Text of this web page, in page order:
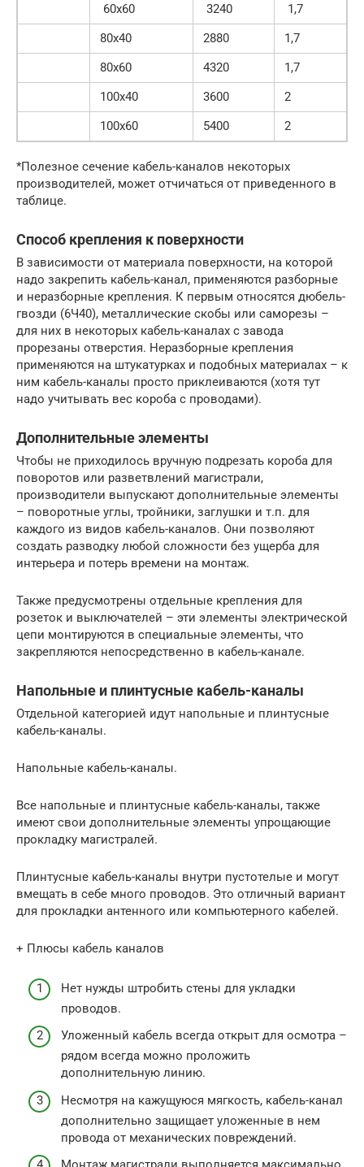
60х60
3240
1,7
80х40
2880
1,7
80х60
4320
1,7
100х40
3600
2
100х60
5400 2
*Полезное сечение кабель-каналов некоторых
производителей, может отчичаться от приведенного в
таблице.
Способ крепления к поверхности
В зависимости от материала поверхности, на которой
надо закрепить кабель-канал, применяются разборные
и неразборные крепления. К первым относятся дюбель-
гвозди (6Ч40), металлические скобы или саморезы –
для них в некоторых кабель-каналах с завода
прорезаны отверстия. Неразборные крепления
применяются на штукатурках и подобных материалах – к
ним кабель-каналы просто приклеиваются (хотя тут
надо учитывать вес короба с проводами).
Дополнительные элементы
Чтобы не приходилось вручную подрезать короба для
поворотов или разветвлений магистрали,
производители выпускают дополнительные элементы
– поворотные углы, тройники, заглушки и т.п. для
каждого из видов кабель-каналов. Они позволяют
создать разводку любой сложности без ущерба для
интерьера и потерь времени на монтаж.
Также предусмотрены отдельные крепления для
розеток и выключателей – эти элементы электрической
цепи монтируются в специальные элементы, что
закрепляются непосредственно в кабель-канале.
Напольные и плинтусные кабель-каналы
Отдельной категорией идут напольные и плинтусные
кабель-каналы.
Напольные кабель-каналы.
Все напольные и плинтусные кабель-каналы, также
имеют свои дополнительные элементы упрощающие
прокладку магистралей.
Плинтусные кабель-каналы внутри пустотелые и могут
вмещать в себе много проводов. Это отличный вариант
для прокладки антенного или компьютерного кабелей.
+ Плюсы кабель каналов
Нет нужды штробить стены для укладки
проводов.
Уложенный кабель всегда открыт для осмотра –
рядом всегда можно проложить
дополнительную линию.
Несмотря на кажущуюся мягкость, кабель-канал
дополнительно защищает уложенные в нем
провода от механических повреждений.